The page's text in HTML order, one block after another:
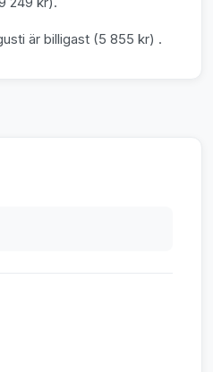
är billigast (5 855 kr) .